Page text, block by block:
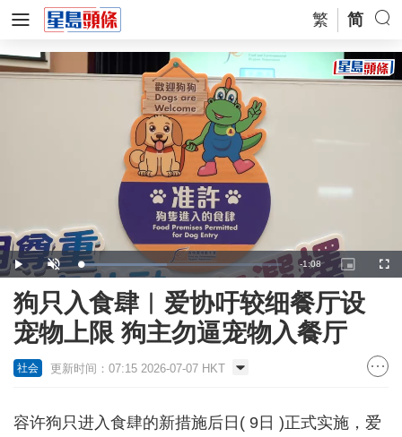
繁 简
Play Unmute Loaded:
43.02%
Remaining
Time
-1:08
Picture-
in-
狗只入食肆︱爱协吁较细餐厅设
宠物上限 狗主勿逼宠物入餐厅
社会 更新时间：07:15 2026-07-07 HKT
容许狗只进入食肆的新措施后日( 9日 )正式实施，爱